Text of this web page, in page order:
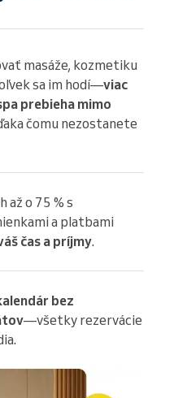
masáže, kozmetiku
sa im hodí—viac
prebieha mimo
čomu nezostanete
o 75 % s
a platbami
čas a príjmy.
bez
—všetky rezervácie